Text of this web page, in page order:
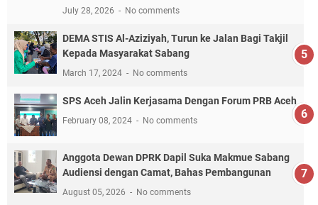
July 28, 2026 No comments
DEMA STIS Al-Aziziyah, Turun ke Jalan Bagi Takjil
Kepada Masyarakat Sabang
March 17, 2024 No comments
SPS Aceh Jalin Kerjasama Dengan Forum PRB Aceh
February 08, 2024 No comments
Anggota Dewan DPRK Dapil Suka Makmue Sabang
Audiensi dengan Camat, Bahas Pembangunan
August 05, 2026 No comments